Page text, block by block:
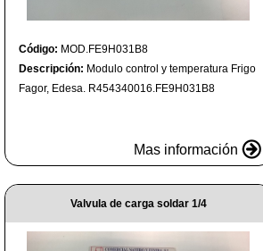
Código: MOD.FE9H031B8
Descripción: Modulo control y temperatura Frigo
Fagor, Edesa. R454340016.FE9H031B8
Mas información
Valvula de carga soldar 1/4